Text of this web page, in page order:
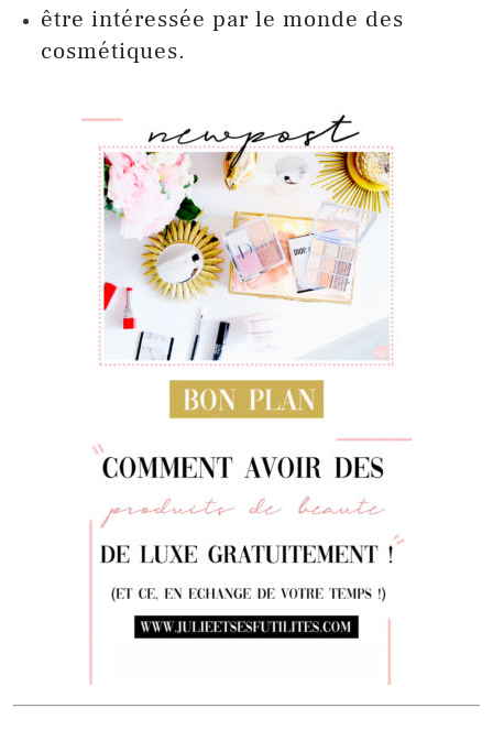
être intéressée par le monde des
cosmétiques.